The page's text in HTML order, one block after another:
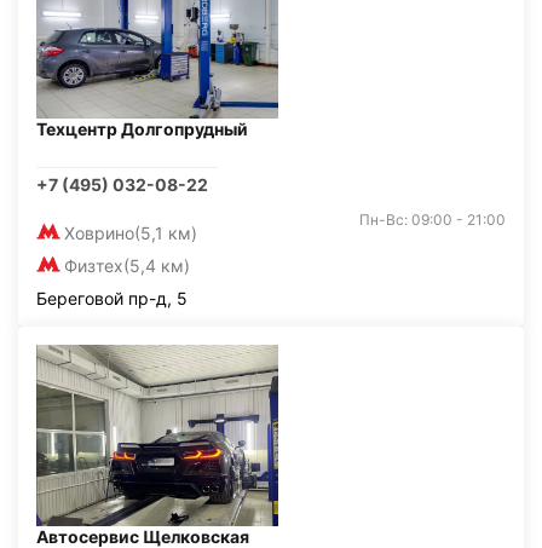
Техцентр Долгопрудный
+7 (495) 032-08-22
Ховрино(5,1 км)
Физтех(5,4 км)
Пн-Вс: 09:00 - 21:00
Береговой пр-д, 5
Автосервис Щелковская